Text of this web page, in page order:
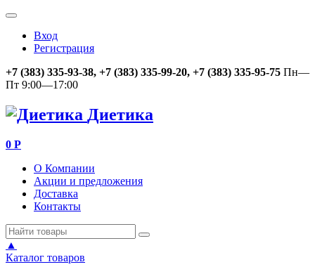
Вход
Регистрация
+7 (383) 335-93-38, +7 (383) 335-99-20, +7 (383) 335-95-75 Пн—
Пт 9:00—17:00
Диетика
0 Р
О Компании
Акции и предложения
Доставка
Контакты
▲
Каталог товаров